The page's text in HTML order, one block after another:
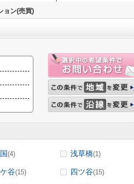
ョン(売買)
(4) 浅草橋(1)
谷(15) 四ツ谷(15)